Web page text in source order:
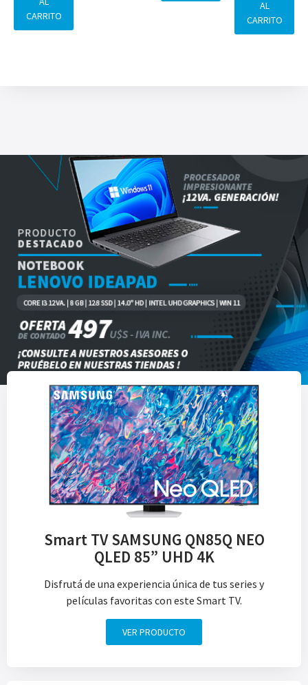
CARRITO
AL
CARRITO
Smart TV SAMSUNG QN85Q NEO
QLED 85” UHD 4K
Disfrutá de una experiencia única de tus series y
películas favoritas con este Smart TV.
VER PRODUCTO